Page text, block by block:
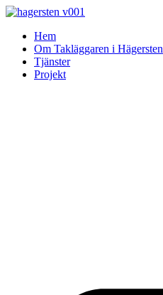
Skip
contentHem
Om Takläggaren i Hägersten
Tjänster
Projekt